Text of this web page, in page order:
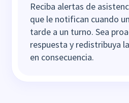
Reciba alertas de
que le notifican cuando
tarde a un turno. Sea
respuesta y redistribuya
en consecuencia.